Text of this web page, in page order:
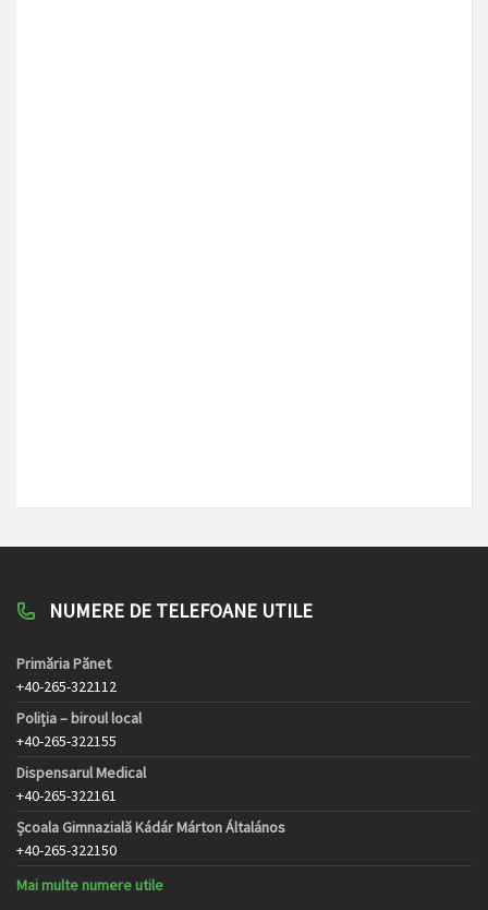
NUMERE DE TELEFOANE UTILE
Primăria Pănet
+40-265-322112
Poliția – biroul local
+40-265-322155
Dispensarul Medical
+40-265-322161
Școala Gimnazială Kádár Márton Általános
+40-265-322150
Mai multe numere utile